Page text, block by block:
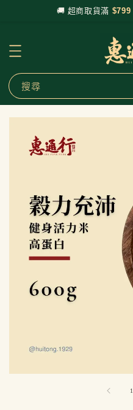
🚚 超商取貨滿 $799
搜尋
1